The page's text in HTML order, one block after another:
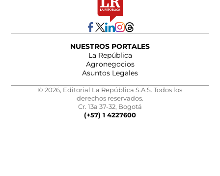
NUESTROS PORTALES
La República
Agronegocios
Asuntos Legales
© 2026, Editorial La República S.A.S. Todos los
derechos reservados.
Cr. 13a 37-32, Bogotá
(+57) 1 4227600